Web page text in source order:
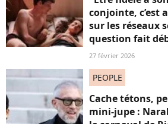
conjointe, c’est
sur les réseaux
question fait
27 février 2026
PEOPLE
Cache tétons,
mini-jupe :